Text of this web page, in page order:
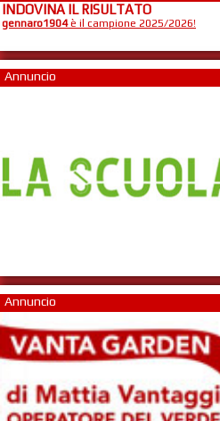
INDOVINA IL RISULTATO
gennaro1904è il campione 2025/2026!
Annuncio
Annuncio